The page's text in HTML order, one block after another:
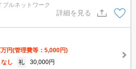
ブルネットワーク
詳細を見る
万円(管理費等：5,000円)
なし 礼
30,000円